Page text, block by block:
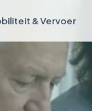
& Vervoer